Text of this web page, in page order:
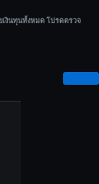
งินทุนทั้งหมด โปรดตรวจ
งินทุนทั้งหมด โปรดตรวจ